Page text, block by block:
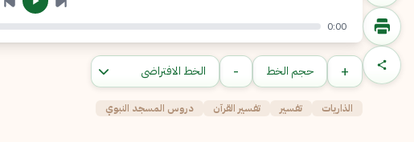
0:00
+ حجم الخط -
الذاريات تفسير تفسير القرآن دروس المسجد النبوي